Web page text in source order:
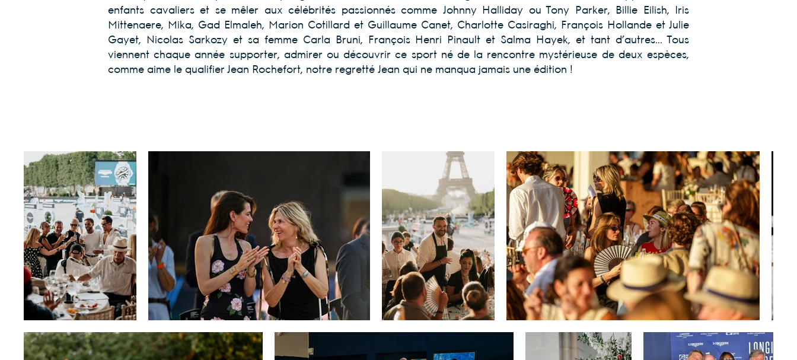
enfants cavaliers et se mêler aux célébrités passionnés comme Johnny Halliday ou Tony Parker, Billie Eilish, Iris
Mittenaere, Mika, Gad Elmaleh, Marion Cotillard et Guillaume Canet, Charlotte Casiraghi, François Hollande et Julie
Gayet, Nicolas Sarkozy et sa femme Carla Bruni, François Henri Pinault et Salma Hayek, et tant d’autres... Tous
viennent chaque année supporter, admirer ou découvrir ce sport né de la rencontre mystérieuse de deux espèces,
comme aime le qualifier Jean Rochefort, notre regretté Jean qui ne manqua jamais une édition !